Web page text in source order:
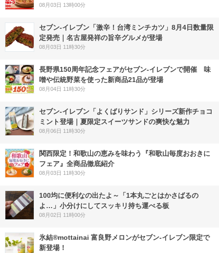
08月03日 13時00分
セブン-イレブン「激辛！台湾ミンチカツ」8月4日数量限
定発売｜名古屋発祥の旨辛グルメが登場
08月03日 11時30分
長野県150周年記念フェアがセブン-イレブンで開催 味
噌や伝統野菜を使った新商品21品が登場
08月04日 11時30分
セブン‐イレブン「よくばりサンド」シリーズ新作チョコ
ミント登場｜夏限定スイーツサンドの爽快な魅力
08月06日 11時30分
関西限定！和歌山の恵みを味わう『和歌山毎度おおきに
フェア』全商品徹底紹介
08月03日 11時30分
100均に便利なの出たよ～「1本丸ごとはかさばるの
よ…」小分けにしてスッキリ持ち運べる板
08月02日 11時00分
氷結®mottainai 富良野メロンがセブン‐イレブン限定で
新登場！